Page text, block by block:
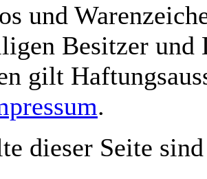
und
Besitzer und
gilt
.
dieser Seite